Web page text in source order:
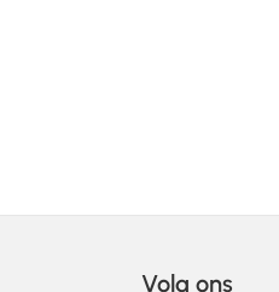
Volg ons